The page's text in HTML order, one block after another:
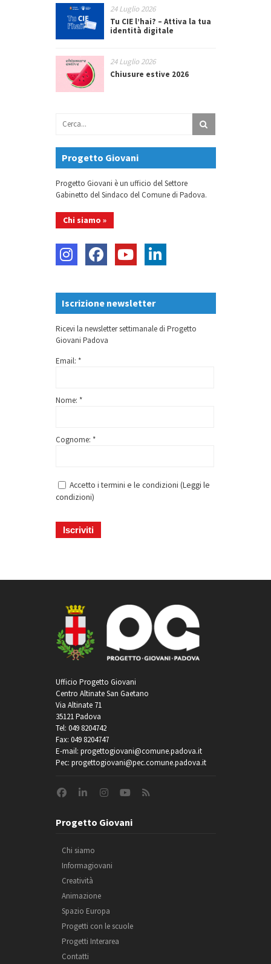
24 Luglio 2026
Tu CIE l’hai? – Attiva la tua
identità digitale
24 Luglio 2026
Chiusure estive 2026
Progetto Giovani
Progetto Giovani è un ufficio del Settore
Gabinetto del Sindaco del Comune di Padova.
Chi siamo »
Iscrizione newsletter
Ricevi la newsletter settimanale di Progetto
Giovani Padova
Email: *
Nome: *
Cognome: *
Accetto i termini e le condizioni (Leggi le
condizioni)
Ufficio Progetto Giovani
Centro Altinate San Gaetano
Via Altinate 71
35121 Padova
Tel: 049 8204742
Fax: 049 8204747
E-mail: progettogiovani@comune.padova.it
Pec: progettogiovani@pec.comune.padova.it
Progetto Giovani
Chi siamo
Informagiovani
Creatività
Animazione
Spazio Europa
Progetti con le scuole
Progetti Interarea
Contatti